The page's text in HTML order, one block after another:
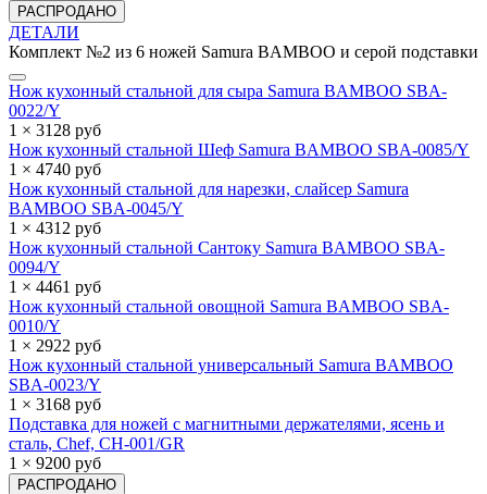
РАСПРОДАНО
ДЕТАЛИ
Комплект №2 из 6 ножей Samura BAMBOO и серой подставки
Нож кухонный стальной для сыра Samura BAMBOO SBA-
0022/Y
1 × 3128 руб
Нож кухонный стальной Шеф Samura BAMBOO SBA-0085/Y
1 × 4740 руб
Нож кухонный стальной для нарезки, слайсер Samura
BAMBOO SBA-0045/Y
1 × 4312 руб
Нож кухонный стальной Сантоку Samura BAMBOO SBA-
0094/Y
1 × 4461 руб
Нож кухонный стальной овощной Samura BAMBOO SBA-
0010/Y
1 × 2922 руб
Нож кухонный стальной универсальный Samura BAMBOO
SBA-0023/Y
1 × 3168 руб
Подставка для ножей с магнитными держателями, ясень и
сталь, Chef, CH-001/GR
1 × 9200 руб
РАСПРОДАНО